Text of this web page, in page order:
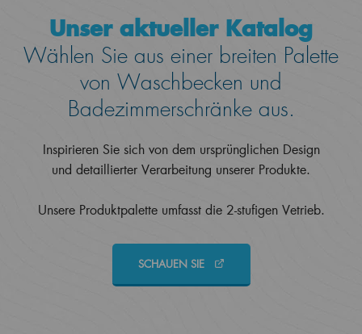
Unser aktueller Katalog
Wählen Sie aus einer breiten Palette
von Waschbecken und
Badezimmerschränke aus.
Inspirieren Sie sich von dem ursprünglichen Design
und detaillierter Verarbeitung unserer Produkte.
Unsere Produktpalette umfasst die 2-stufigen Vetrieb.
SCHAUEN SIE